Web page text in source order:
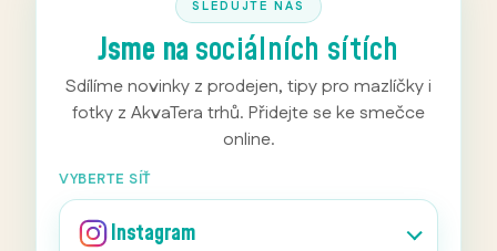
SLEDUJTE NÁS
Jsme na sociálních sítích
Sdílíme novinky z prodejen, tipy pro mazlíčky i
fotky z AkvaTera trhů. Přidejte se ke smečce
online.
VYBERTE SÍŤ
Instagram